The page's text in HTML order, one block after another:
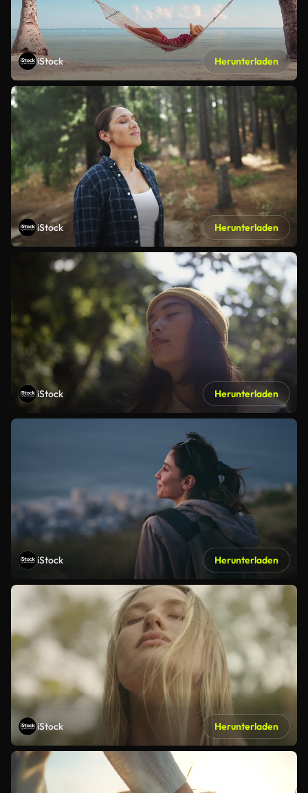
iStock Herunterladen
iStock Herunterladen
iStock Herunterladen
iStock Herunterladen
iStock Herunterladen